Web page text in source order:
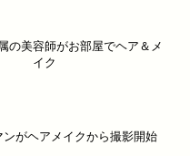
がヘアメイクから撮影開始
の美容師がお部屋でヘア＆メ
イク